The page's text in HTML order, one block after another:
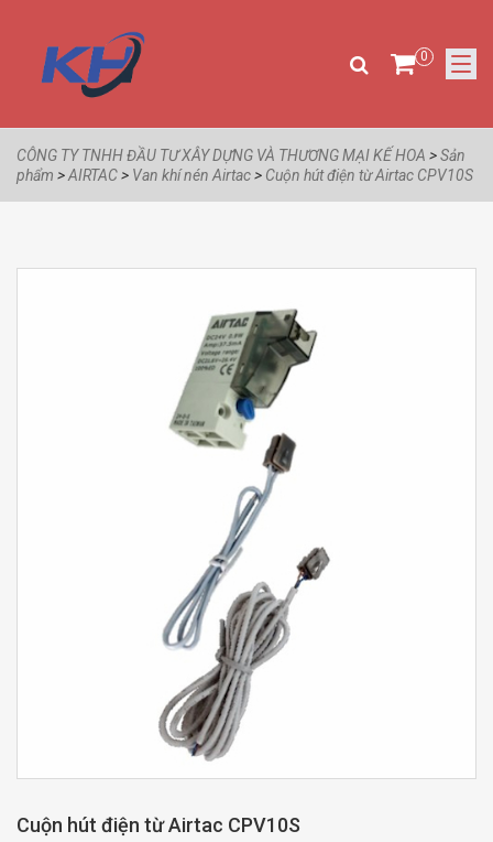
0
CÔNG TY TNHH ĐẦU TƯ XÂY DỰNG VÀ THƯƠNG MẠI KẾ HOA >Sản
phẩm >AIRTAC> Van khí nén Airtac> Cuộn hút điện từ Airtac CPV10S
Cuộn hút điện từ Airtac CPV10S